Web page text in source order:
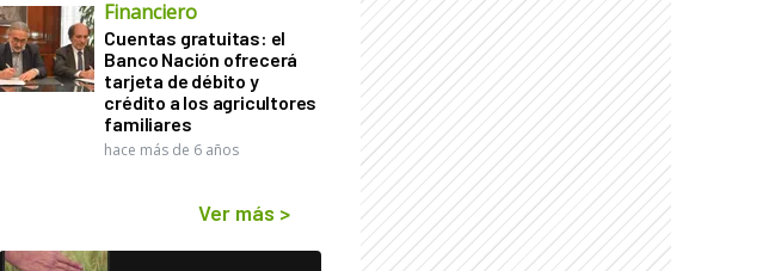
Financiero
Cuentas gratuitas: el
Banco Nación ofrecerá
tarjeta de débito y
crédito a los agricultores
familiares
hace más de 6 años
Ver más >